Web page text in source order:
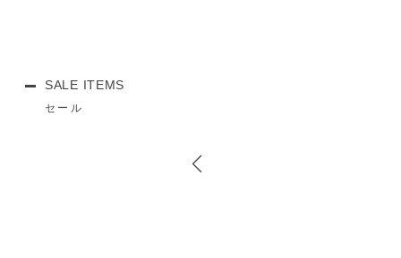
SALE ITEMS
セール